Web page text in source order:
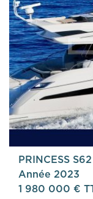
PRINCESS S62
Année 2023
1 980 000 €